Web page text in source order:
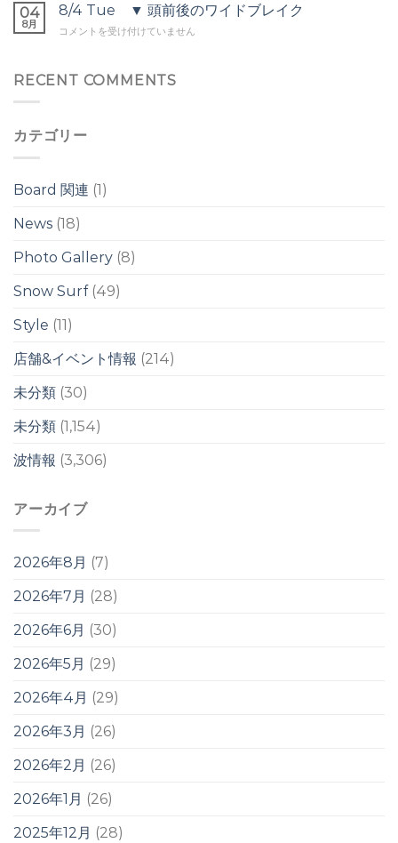
ヘ
ッ
ド
ヘ
ッ
の
ネ
▼
オ
ー
ヘ
ワ
ブ
レ
イ
ク
04
8月
8/4 Tue ▼ 頭前後のワイドブレイク
8/4
頭
ワ
ブ
レ
ク
コメントを受け付けていません
RECENT COMMENTS
カテゴリー
Board 関連 (1)
News (18)
Photo Gallery (8)
Snow Surf(49)
Style (11)
店舗&イベント情報 (214)
未分類 (30)
未分類 (1,154)
波情報 (3,306)
アーカイブ
2026年8月 (7)
2026年7月 (28)
2026年6月 (30)
2026年5月 (29)
2026年4月 (29)
2026年3月 (26)
2026年2月 (26)
2026年1月 (26)
2025年12月 (28)